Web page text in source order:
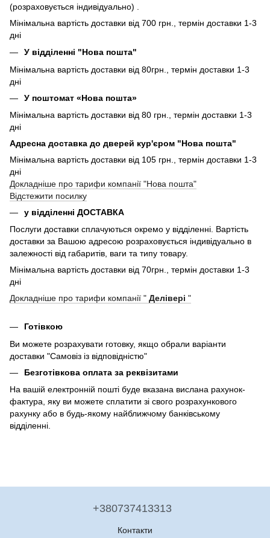
(розраховується індивідуально) .
Мінімальна вартість доставки від 700 грн., термін доставки 1-3
дні
У відділенні "Нова пошта"
Мінімальна вартість доставки від 80грн., термін доставки 1-3
дні
У поштомат «Нова пошта»
Мінімальна вартість доставки від 80 грн., термін доставки 1-3
дні
Адресна доставка до дверей кур'єром "Нова пошта"
Мінімальна вартість доставки від 105 грн., термін доставки 1-3
дні
Докладніше про тарифи компанії "Нова пошта"
Відстежити посилку
у відділенні ДОСТАВКА
Послуги доставки сплачуються окремо у відділенні. Вартість
доставки за Вашою адресою розраховується індивідуально в
залежності від габаритів, ваги та типу товару.
Мінімальна вартість доставки від 70грн., термін доставки 1-3
дні
Докладніше про тарифи компанії " Делівері "
Готівкою
Ви можете розрахувати готовку, якщо обрали варіанти
доставки "Самовіз із відповідністю"
Безготівкова оплата за реквізитами
На вашій електронній пошті буде вказана вислана рахунок-
фактура, яку ви можете сплатити зі свого розрахункового
рахунку або в будь-якому найближчому банківському
відділенні.
+380737413313
Контакти